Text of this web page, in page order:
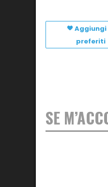
Aggiungi
preferiti
SE